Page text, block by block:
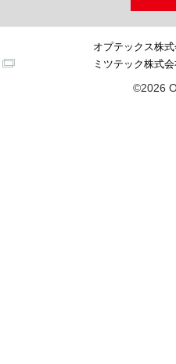
オプテックス株
ミツテック株式
©2026